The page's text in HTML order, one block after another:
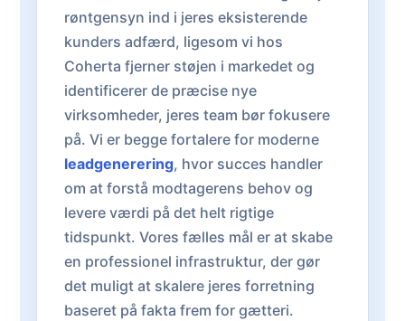
røntgensyn ind i jeres eksisterende
kunders adfærd, ligesom vi hos
Coherta fjerner støjen i markedet og
identificerer de præcise nye
virksomheder, jeres team bør fokusere
på. Vi er begge fortalere for moderne
leadgenerering, hvor succes handler
om at forstå modtagerens behov og
levere værdi på det helt rigtige
tidspunkt. Vores fælles mål er at skabe
en professionel infrastruktur, der gør
det muligt at skalere jeres forretning
baseret på fakta frem for gætteri.